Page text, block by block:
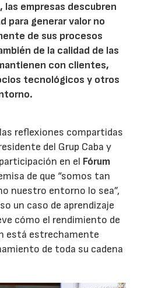
empresas descubren
para generar valor no
de sus procesos
de la calidad de las
con clientes,
tecnológicos y otros
reflexiones compartidas
del Grup Caba y
en el Fórum
de que “somos tan
nuestro entorno lo sea”,
un caso de aprendizaje
cómo el rendimiento de
está estrechamente
de toda su cadena